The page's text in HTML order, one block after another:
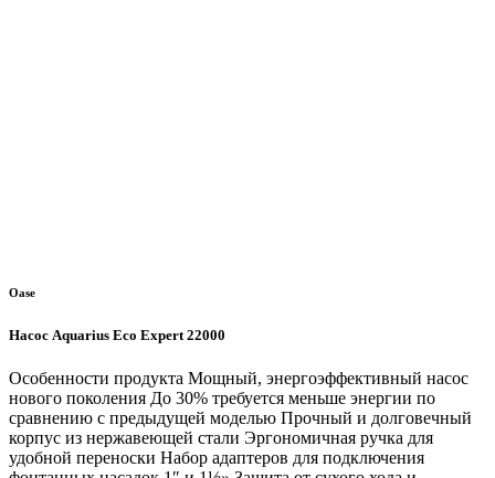
Oase
Насос Aquarius Eco Expert 22000
Особенности продукта Мощный, энергоэффективный насос
нового поколения До 30% требуется меньше энергии по
сравнению с предыдущей моделью Прочный и долговечный
корпус из нержавеющей стали Эргономичная ручка для
удобной переноски Набор адаптеров для подключения